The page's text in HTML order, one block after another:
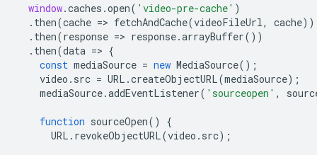
window.caches .open( 'video-pre-cache' )
. then(cache => fetchAndCache(videoFileUrl, cache))
. then(response => response.arrayBuffer())
. then(data => {
const mediaSource = new MediaSource();
video . src = URL .createObjectURL(mediaSource);
mediaSource.addEventListener( 'sourceopen' ,
function sourceOpen()
{
URL . revokeObjectURL(video . src);